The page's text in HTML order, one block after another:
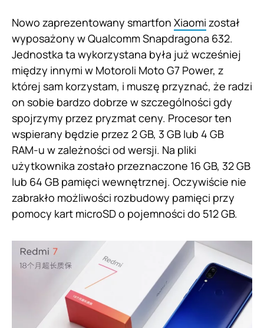
Nowo zaprezentowany smartfon Xiaomi został
wyposażony w Qualcomm Snapdragona 632.
Jednostka ta wykorzystana była już wcześniej
między innymi w Motoroli Moto G7 Power, z
której sam korzystam, i muszę przyznać, że radzi
on sobie bardzo dobrze w szczególności gdy
spojrzymy przez pryzmat ceny. Procesor ten
wspierany będzie przez 2 GB, 3 GB lub 4 GB
RAM-u w zależności od wersji. Na pliki
użytkownika zostało przeznaczone 16 GB, 32 GB
lub 64 GB pamięci wewnętrznej. Oczywiście nie
zabrakło możliwości rozbudowy pamięci przy
pomocy kart microSD o pojemności do 512 GB.